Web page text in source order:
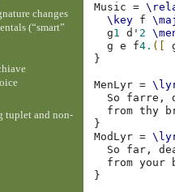
Music =
\key f
g1 d' 2
g
e f4. ([
}
MenLyr =
So
farre ,
from thy
}
ModLyr =
So
far ,
from your
}
changes
(“smart”
tuplet and non-